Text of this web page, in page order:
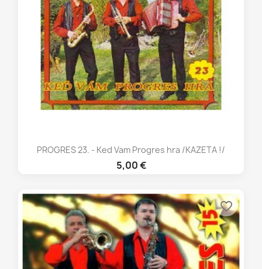
PROGRES 23. - Ked Vam Progres hra /KAZETA !/
5,00 €
favorite_border